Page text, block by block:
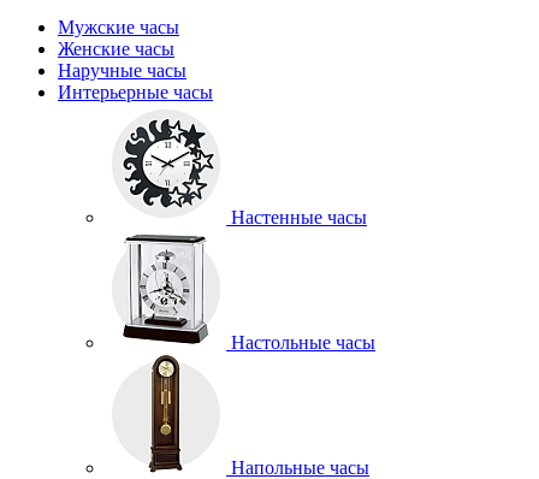
Мужские часы
Женские часы
Наручные часы
Интерьерные часы
Настенные часы
Настольные часы
Напольные часы